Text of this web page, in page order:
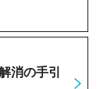
消の手引